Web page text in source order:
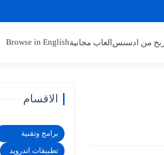
من ادسنس العاب مجانيةBrowse in English
الاقسام
برامج وتقنية
تطبيقات اندرويد